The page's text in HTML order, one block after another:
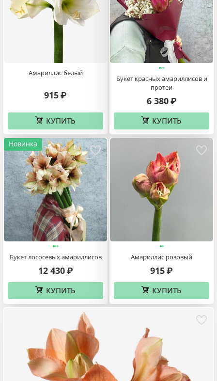
Амариллис белый
915₽
КУПИТЬ
Букет красных амариллисов и
протеи
6 380 ₽
КУПИТЬ
Новинка
Букет лососевых амариллисов
12 430 ₽
КУПИТЬ
Амариллис розовый
915₽
КУПИТЬ